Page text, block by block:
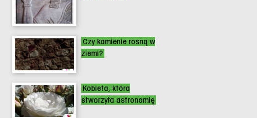
Czy kamienie rosną w
ziemi?
Kobieta, która
stworzyła astronomię